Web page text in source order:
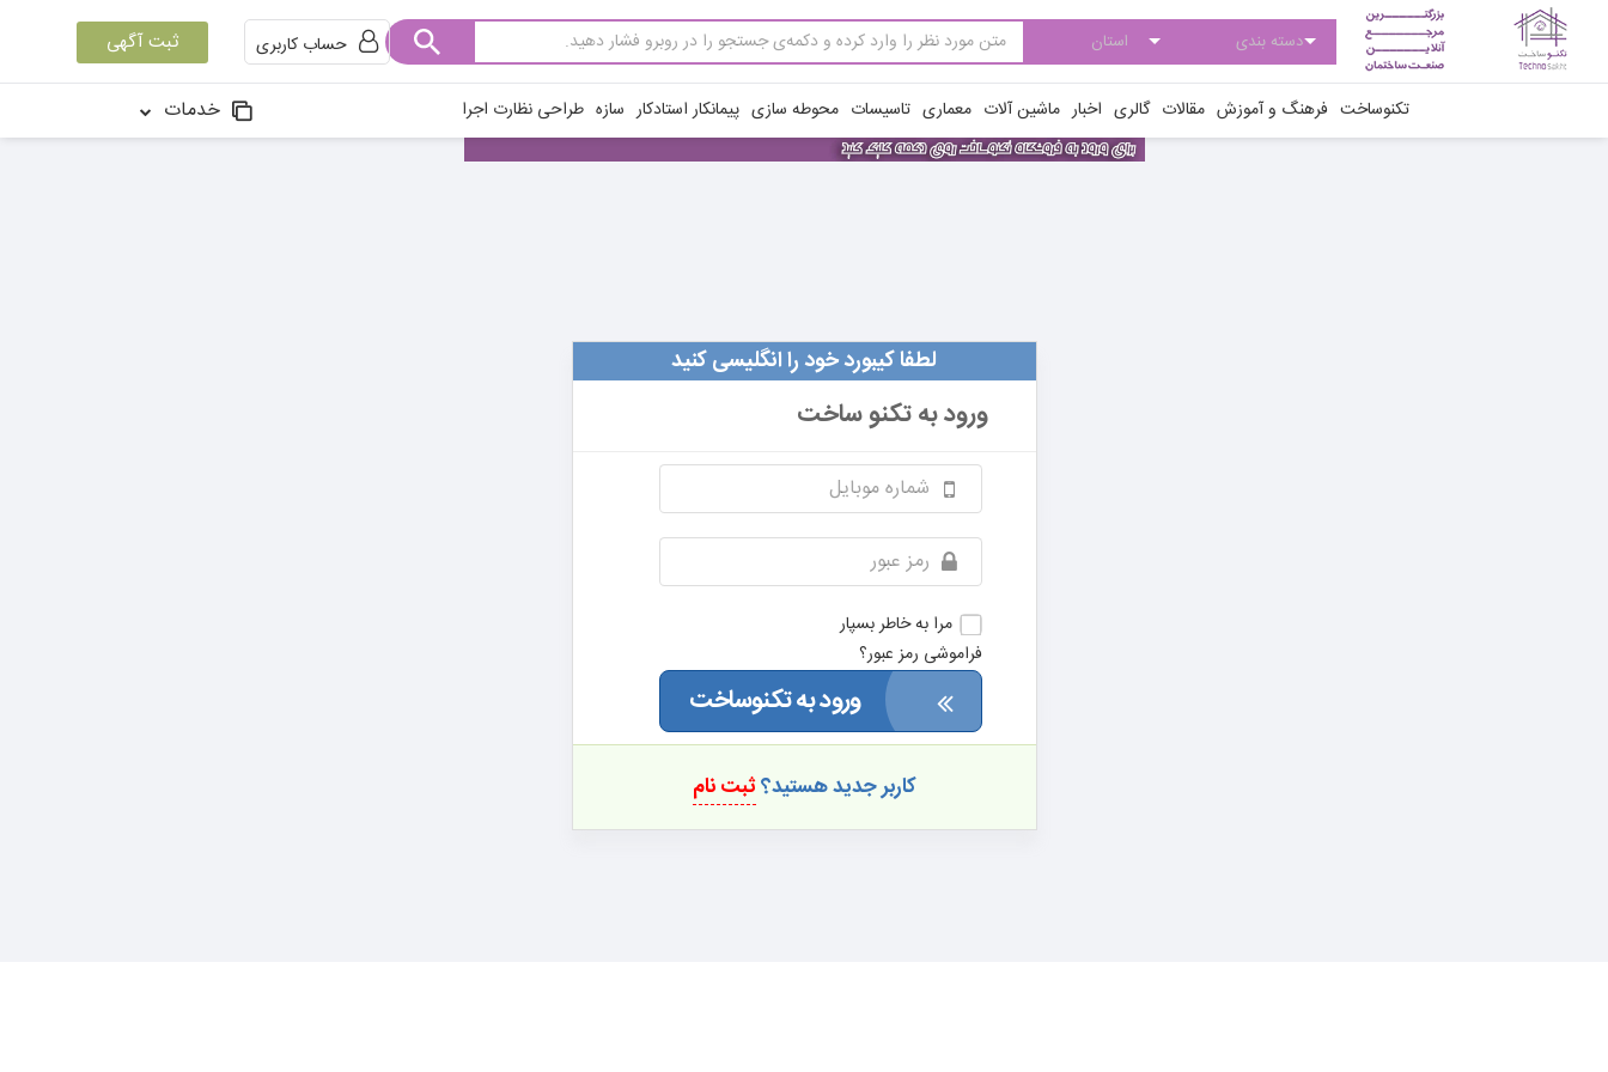
حساب کاربری ثبت آگهی
تکنوساخت فرهنگ و آموزش مقالات گالری اخبار ماشین آلات معماری تاسیسات محوطه سازی پیمانکار استادکار سازه طراحی نظارت اجرا خدمات
لطفا کیبورد خود را انگلیسی کنید
ورود بهتکنو ساخت
مرا به خاطر بسپار
فراموشی رمز عبور؟
ورود به تکنوساخت
کاربر جدید هستید؟ثبت نام